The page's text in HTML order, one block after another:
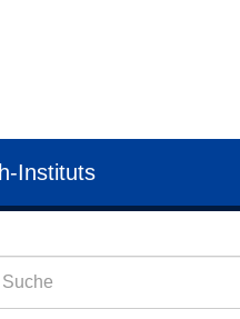
Instituts